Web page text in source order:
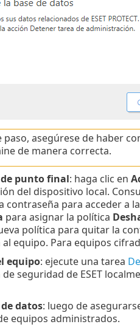
paso, asegúrese de haber
de manera correcta.
punto final: haga clic en
del dispositivo local.
contraseña para acceder a
para asignar la política
política para quitar la
equipo. Para equipos
equipo: ejecute una tarea
seguridad de ESET
datos: luego de
equipos administrados.